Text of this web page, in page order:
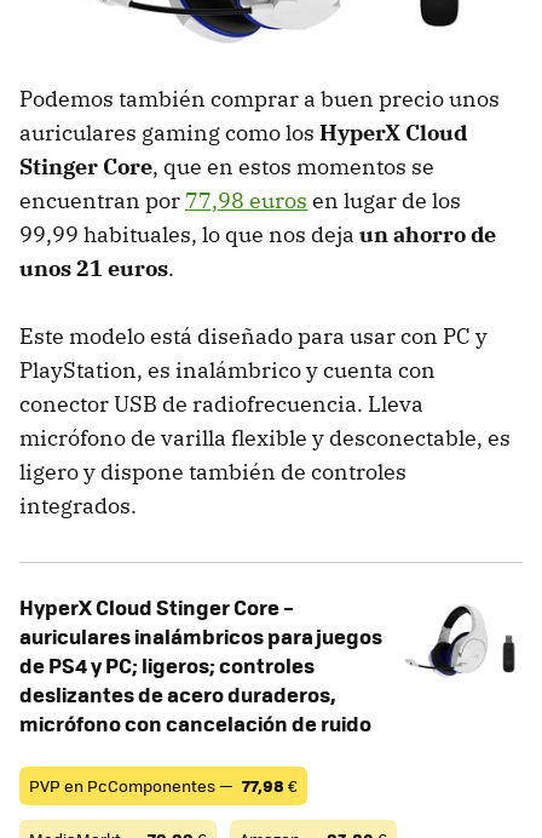
Podemos también comprar a buen precio unos
auriculares gaming como los HyperX Cloud
Stinger Core, que en estos momentos se
encuentran por 77,98 euros en lugar de los
99,99 habituales, lo que nos deja un ahorro de
unos 21 euros.
Este modelo está diseñado para usar con PC y
PlayStation, es inalámbrico y cuenta con
conector USB de radiofrecuencia. Lleva
micrófono de varilla flexible y desconectable, es
ligero y dispone también de controles
integrados.
HyperX Cloud Stinger Core –
auriculares inalámbricos para juegos
de PS4 y PC; ligeros; controles
deslizantes de acero duraderos,
micrófono con cancelación de ruido
PVP en PcComponentes — 77,98 €